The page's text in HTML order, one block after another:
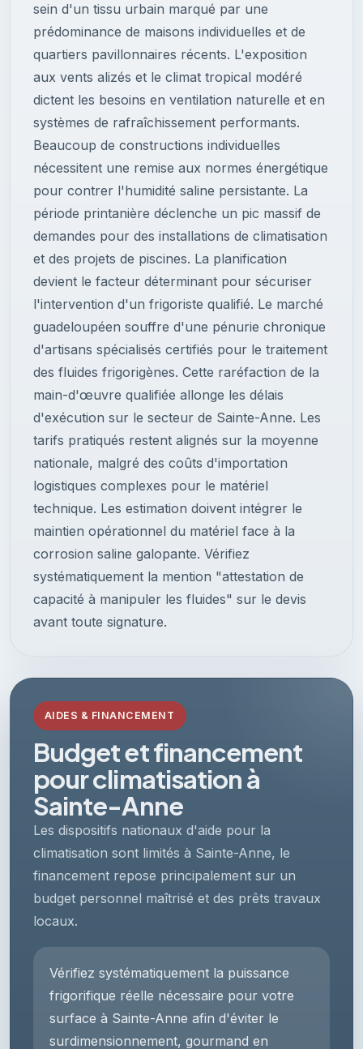
sein d'un tissu urbain marqué par une
prédominance de maisons individuelles et de
quartiers pavillonnaires récents. L'exposition
aux vents alizés et le climat tropical modéré
dictent les besoins en ventilation naturelle et en
systèmes de rafraîchissement performants.
Beaucoup de constructions individuelles
nécessitent une remise aux normes énergétique
pour contrer l'humidité saline persistante. La
période printanière déclenche un pic massif de
demandes pour des installations de climatisation
et des projets de piscines. La planification
devient le facteur déterminant pour sécuriser
l'intervention d'un frigoriste qualifié. Le marché
guadeloupéen souffre d'une pénurie chronique
d'artisans spécialisés certifiés pour le traitement
des fluides frigorigènes. Cette raréfaction de la
main-d'œuvre qualifiée allonge les délais
d'exécution sur le secteur de Sainte-Anne. Les
tarifs pratiqués restent alignés sur la moyenne
nationale, malgré des coûts d'importation
logistiques complexes pour le matériel
technique. Les estimation doivent intégrer le
maintien opérationnel du matériel face à la
corrosion saline galopante. Vérifiez
systématiquement la mention "attestation de
capacité à manipuler les fluides" sur le devis
avant toute signature.
AIDES & FINANCEMENT
Budget et financement
pour climatisation à
Sainte-Anne
Les dispositifs nationaux d'aide pour la
climatisation sont limités à Sainte-Anne, le
financement repose principalement sur un
budget personnel maîtrisé et des prêts travaux
locaux.
Vérifiez systématiquement la puissance
frigorifique réelle nécessaire pour votre
surface à Sainte-Anne afin d'éviter le
surdimensionnement, gourmand en